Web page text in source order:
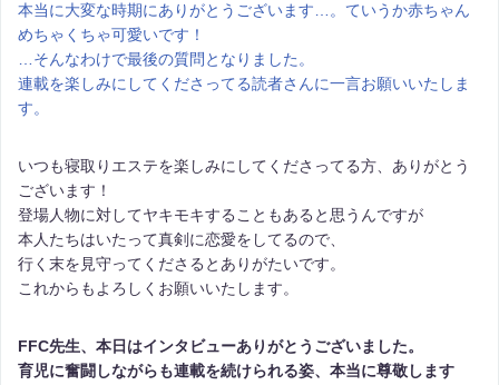
本当に大変な時期にありがとうございます…。ていうか赤ちゃん
めちゃくちゃ可愛いです！
…そんなわけで最後の質問となりました。
連載を楽しみにしてくださってる読者さんに一言お願いいたしま
す。
いつも寝取りエステを楽しみにしてくださってる方、ありがとう
ございます！
登場人物に対してヤキモキすることもあると思うんですが
本人たちはいたって真剣に恋愛をしてるので、
行く末を見守ってくださるとありがたいです。
これからもよろしくお願いいたします。
FFC先生、本日はインタビューありがとうございました。
育児に奮闘しながらも連載を続けられる姿、本当に尊敬します